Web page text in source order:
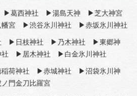
▶ 葛西神社 ▶ 湯島天神 ▶ 芝大神宮
幡宮▶ 渋谷氷川神社 ▶ 赤坂氷川神社
▶ 日枝神社 ▶ 乃木神社 ▶東郷神
社 ▶ 居木神社 ▶白金氷川神社
荷神社 ▶赤城神社 ▶沼袋氷川神
ノ門金刀比羅宮